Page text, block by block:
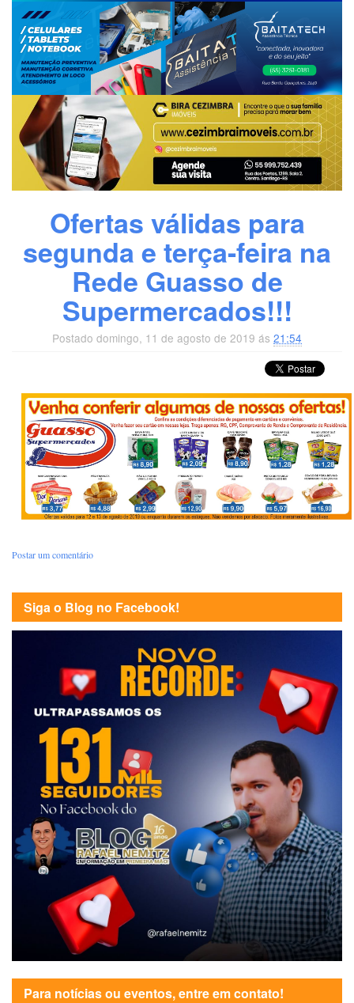
Ofertas válidas para
segunda e terça-feira na
Rede Guasso de
Supermercados!!!
Postado domingo, 11 de agosto de 2019 ás 21:54
Postar um comentário
Siga o Blog no Facebook!
Para notícias ou eventos, entre em contato!